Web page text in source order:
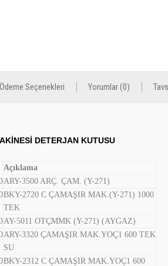
Ödeme Seçenekleri Yorumlar (0)
DETERJAN KUTUSU
Açıklama
ARY-3500 ARÇ. ÇAM. (Y-271)
BKY-2720 C ÇAMAŞIR MAK.(Y-271) 1000
TEK
AY-5011 OTÇMMK (Y-271) (AYGAZ)
ARY-3320 ÇAMAŞIR MAK.YOÇ1 600 TEK
SU
BKY-2312 C ÇAMAŞIR MAK.YOÇ1 600